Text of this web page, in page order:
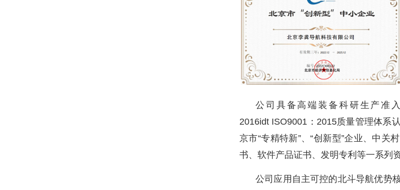
公司具备高端装备科研生产准入
2016idt ISO9001：2015质量管理体系
京市“专精特新”、“创新型”企业、中关
书、软件产品证书、发明专利等一系列
公司应用自主可控的北斗导航优势